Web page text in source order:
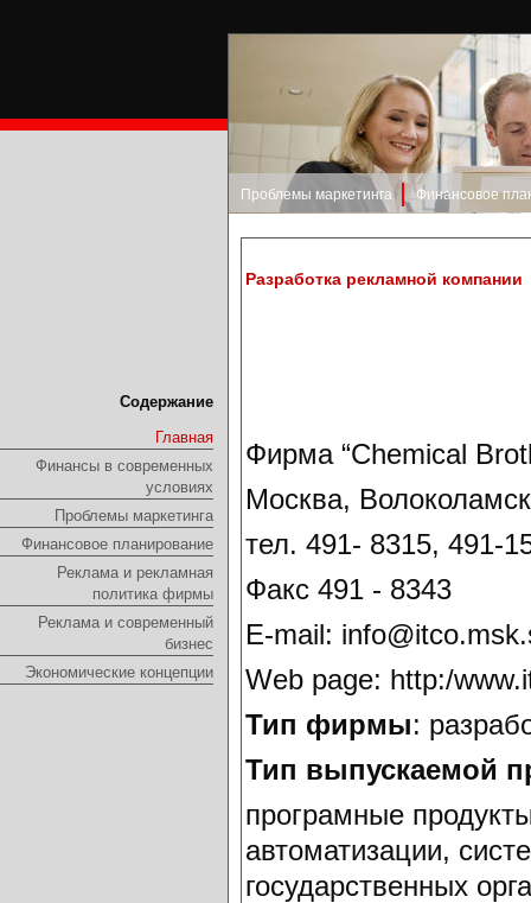
Содержание
Главная
Финансы в современных
условиях
Проблемы маркетинга
Финансовое планирование
Реклама и рекламная
политика фирмы
Реклама и современный
бизнес
Экономические концепции
Проблемы маркетинга Финансовое
Разработка рекламной компании
Фирма “Chemical
Москва,
тел. 491- 8315, 491-
Факс 491 - 8343
E-mail:
Web page: http:/
Тип фирмы:
Тип выпускаемой
програмные
автоматизации,
государственных